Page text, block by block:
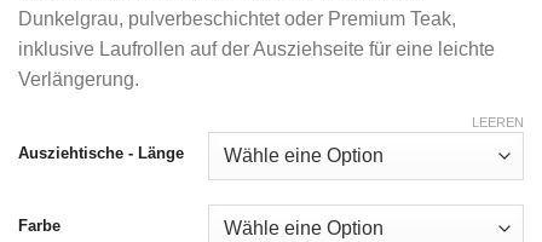
Dunkelgrau, pulverbeschichtet oder Premium Teak,
inklusive Laufrollen auf der Ausziehseite für eine leichte
Verlängerung.
Ausziehtische - Länge
Farbe
LEEREN